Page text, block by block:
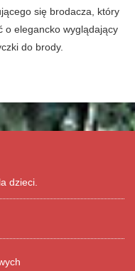
się brodacza, który
o elegancko wyglądający
do brody.
dzieci.